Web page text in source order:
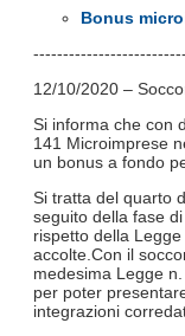
Bonus
12/10/2020 –
Si informa che con
141 Microimprese
un bonus a fondo
Si tratta del quarto
seguito della fase di
rispetto della
accolte.Con il
medesima Legge
per poter
integrazioni